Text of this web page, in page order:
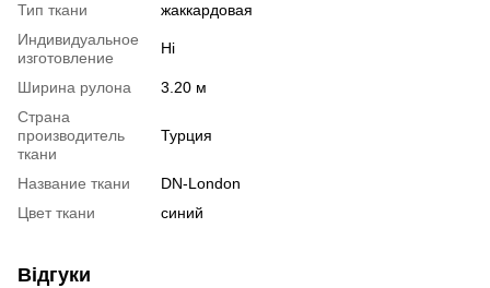
Тип ткани
жаккардовая
Индивидуальное
изготовление
Ні
Ширина рулона
3.20 м
Страна
производитель
ткани
Турция
Название ткани
DN-London
Цвет ткани
синий
Відгуки